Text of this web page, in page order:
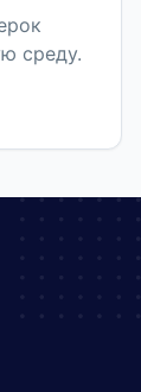
среду.